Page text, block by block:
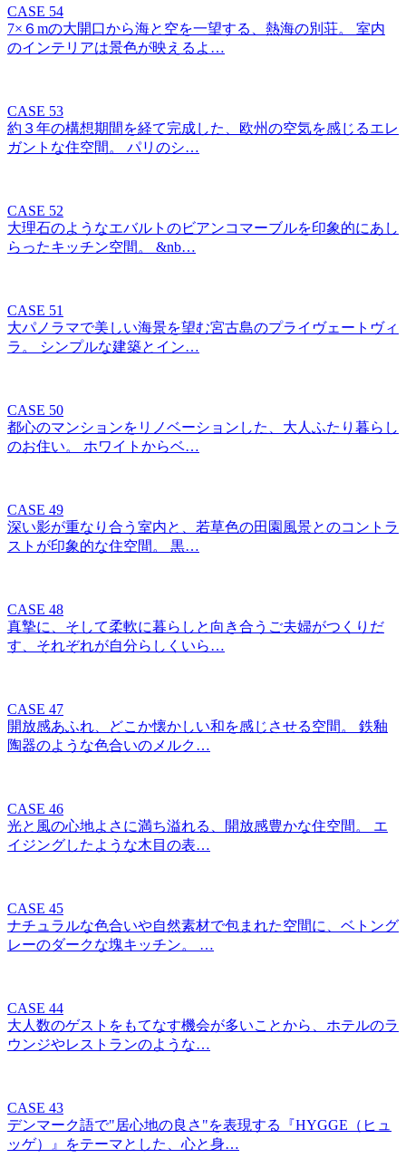
CASE 54
7×６mの大開口から海と空を一望する、熱海の別荘。 室内
のインテリアは景色が映えるよ…
CASE 53
約３年の構想期間を経て完成した、欧州の空気を感じるエレ
ガントな住空間。 パリのシ…
CASE 52
大理石のようなエバルトのビアンコマーブルを印象的にあし
らったキッチン空間。 &nb…
CASE 51
大パノラマで美しい海景を望む宮古島のプライヴェートヴィ
ラ。 シンプルな建築とイン…
CASE 50
都心のマンションをリノベーションした、大人ふたり暮らし
のお住い。 ホワイトからベ…
CASE 49
深い影が重なり合う室内と、若草色の田園風景とのコントラ
ストが印象的な住空間。 黒…
CASE 48
真摯に、そして柔軟に暮らしと向き合うご夫婦がつくりだ
す、それぞれが自分らしくいら…
CASE 47
開放感あふれ、どこか懐かしい和を感じさせる空間。 鉄釉
陶器のような色合いのメルク…
CASE 46
光と風の心地よさに満ち溢れる、開放感豊かな住空間。 エ
イジングしたような木目の表…
CASE 45
ナチュラルな色合いや自然素材で包まれた空間に、ベトング
レーのダークな塊キッチン。 …
CASE 44
大人数のゲストをもてなす機会が多いことから、ホテルのラ
ウンジやレストランのような…
CASE 43
デンマーク語で"居心地の良さ"を表現する『HYGGE（ヒュ
ッゲ）』をテーマとした、心と身…